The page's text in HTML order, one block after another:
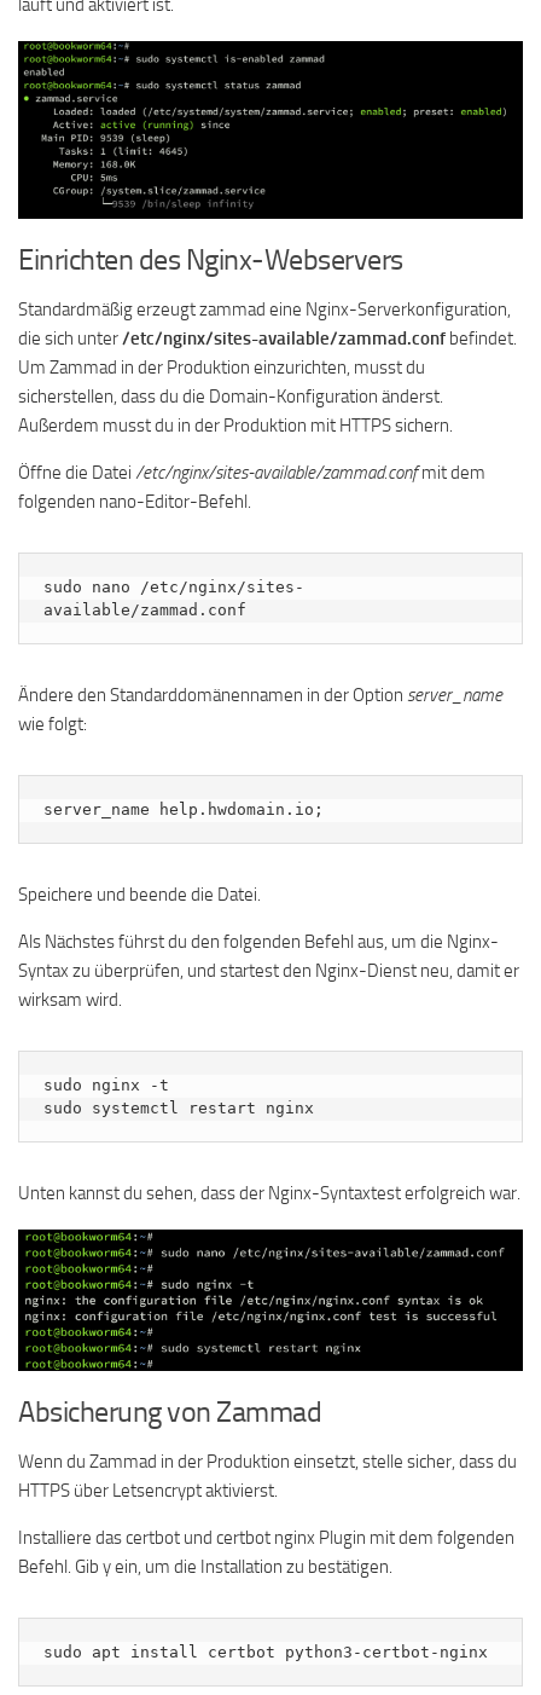
läuft und aktiviert ist.
Einrichten des Nginx-Webservers
Standardmäßig erzeugt zammad eine Nginx-Serverkonfiguration,
die sich unter/etc/nginx/sites-available/zammad.conf befindet.
Um Zammad in der Produktion einzurichten, musst du
sicherstellen, dass du die Domain-Konfiguration änderst.
Außerdem musst du in der Produktion mit HTTPS sichern.
Öffne die Datei /etc/nginx/sites-available/zammad.confmit dem
folgenden nano-Editor-Befehl.
sudo nano /etc/nginx/sites-
available/zammad.conf
Ändere den Standarddomänennamen in der Option server_name
wie folgt:
server_name help.hwdomain.io;
Speichere und beende die Datei.
Als Nächstes führst du den folgenden Befehl aus, um die Nginx-
Syntax zu überprüfen, und startest den Nginx-Dienst neu, damit er
wirksam wird.
sudo nginx -t
sudo systemctl restart nginx
Unten kannst du sehen, dass der Nginx-Syntaxtest erfolgreich war.
Absicherung von Zammad
Wenn du Zammad in der Produktion einsetzt, stelle sicher, dass du
HTTPS über Letsencrypt aktivierst.
Installiere das certbot und certbot nginx Plugin mit dem folgenden
Befehl. Gib y ein, um die Installation zu bestätigen.
sudo apt install certbot python3-certbot-nginx